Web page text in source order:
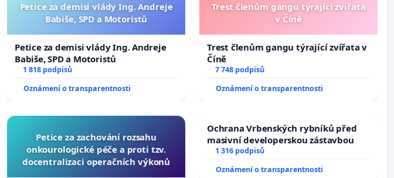
Petice za demisi vlády Ing. Andreje
Babiše, SPD a Motoristů
Petice za demisi vlády Ing. Andreje
Babiše, SPD a Motoristů
1 818 podpisů
Oznámení o transparentnosti
Trest členům gangu týrající zvířata
v Číně
Trest členům gangu týrající zvířata v
Číně
7 748 podpisů
Oznámení o transparentnosti
Petice za zachování rozsahu
onkourologické péče a proti tzv.
docentralizaci operačních výkonů
Ochrana Vrbenských rybníků před
masivní developerskou zástavbou
1 316 podpisů
Oznámení o transparentnosti